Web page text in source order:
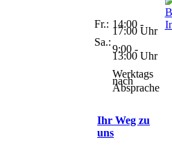
Fr.:
Sa.:
14:00 -
17:00 Uhr
9:00 -
13:00 Uhr
Werktags
nach
Absprache
Ihr Weg zu
uns